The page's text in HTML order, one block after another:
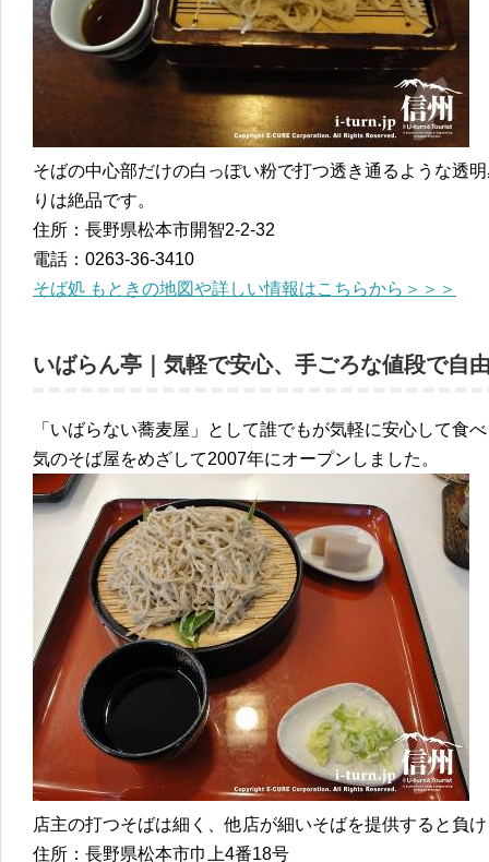
そばの中心部だけの白っぽい粉で打つ透き通るような透
りは絶品です。
住所：長野県松本市開智2-2-32
電話：0263-36-3410
そば処 もときの地図や詳しい情報はこちらから＞＞＞
いばらん亭｜気軽で安心、手ごろな値段で自
「いばらない蕎麦屋」として誰でもが気軽に安心して食
気のそば屋をめざして2007年にオープンしました。
店主の打つそばは細く、他店が細いそばを提供すると負
住所：長野県松本市巾上4番18号